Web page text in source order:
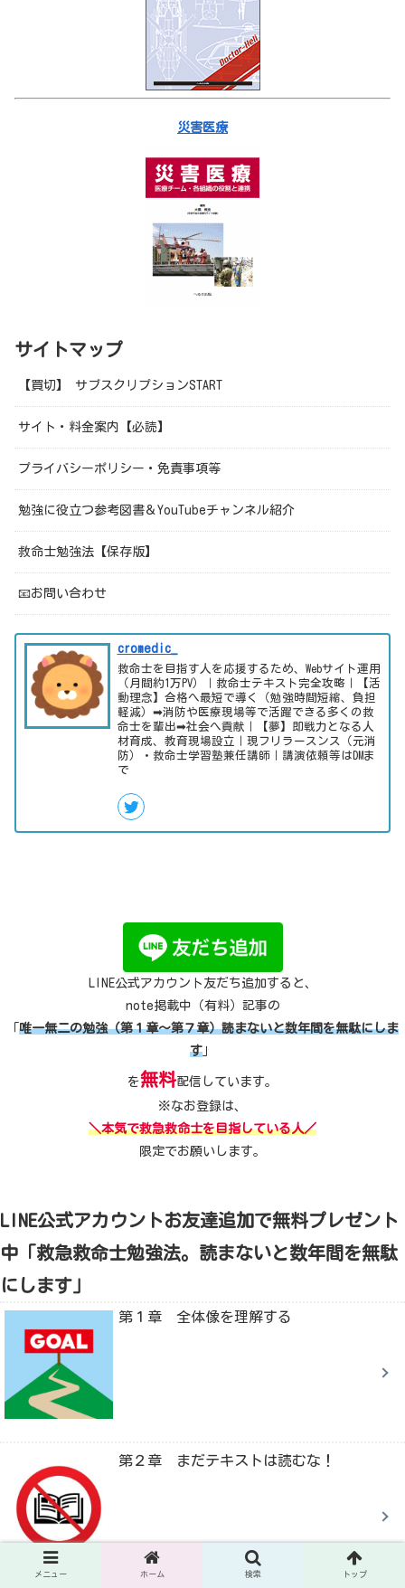
災害医療
サイトマップ
【買切】 サブスクリプションSTART
サイト・料金案内【必読】
プライバシーポリシー・免責事項等
勉強に役立つ参考図書＆YouTubeチャンネル紹介
救命士勉強法【保存版】
📧お問い合わせ
cromedic_
救命士を目指す人を応援するため、Webサイト運用
（月間約1万PV）｜救命士テキスト完全攻略｜【活
動理念】合格へ最短で導く（勉強時間短縮、負担
軽減）➡消防や医療現場等で活躍できる多くの救
命士を輩出➡社会へ貢献｜【夢】即戦力となる人
材育成、教育現場設立｜現フリラースンス（元消
防）・救命士学習塾兼任講師｜講演依頼等はDMま
で
LINE公式アカウント友だち追加すると、
note掲載中（有料）記事の
唯一無二の勉強（第１章～第７章）読まないと数年間を無駄にしま
す
を無料配信しています。
※なお登録は、
＼本気で救急救命士を目指している人／
限定でお願いします。
LINE公式アカウントお友達追加で無料プレゼント
中「救急救命士勉強法。読まないと数年間を無駄
にします」
第１章 全体像を理解する
第２章 まだテキストは読むな！
メニュー ホーム 検索 トップ